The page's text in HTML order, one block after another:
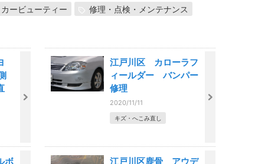
カービューティー 修理・点検・メンテナンス
江戸川区 カローラフ
ィールダー バンパー
修理
2020/11/11
キズ・へこみ直し
ボ
江戸川区鹿骨 アウデ